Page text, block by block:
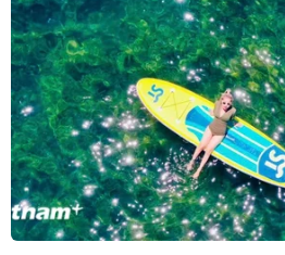
Hé lộ trải nghiệm thị giác
của Tuần lễ Thời trang quốc
Nam
16/06/2026 07:15
“Nhà thiết kế của các hoa
đầu “chào sân” Vietnam